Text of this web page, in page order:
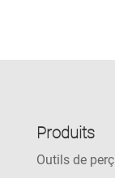
Produits
Outils de